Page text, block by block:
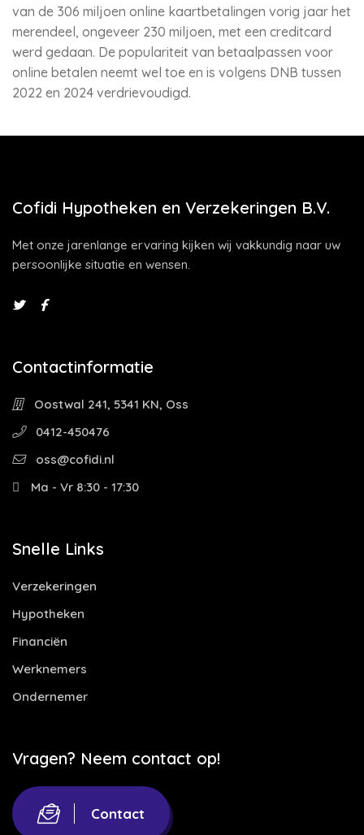
van de 306 miljoen online kaartbetalingen vorig jaar het
merendeel, ongeveer 230 miljoen, met een creditcard
werd gedaan. De populariteit van betaalpassen voor
online betalen neemt wel toe en is volgens DNB tussen
2022 en 2024 verdrievoudigd.
Cofidi Hypotheken en Verzekeringen B.V.
Met onze jarenlange ervaring kijken wij vakkundig naar uw
persoonlijke situatie en wensen.
Contactinformatie
Oostwal 241, 5341 KN, Oss
0412-450476
oss@cofidi.nl
Ma - Vr 8:30 - 17:30
Snelle Links
Verzekeringen
Hypotheken
Financiën
Werknemers
Ondernemer
Vragen? Neem contact op!
Contact